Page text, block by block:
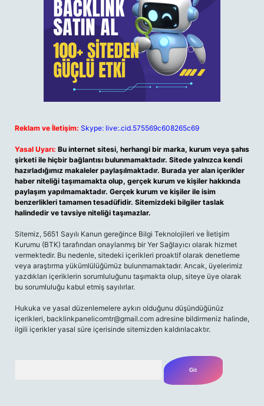
Reklam ve İletişim: Skype: live:.cid.575569c608265c69
Yasal Uyarı: Bu internet sitesi, herhangi bir marka, kurum veya şahıs
şirketi ile hiçbir bağlantısı bulunmamaktadır. Sitede yalnızca kendi
hazırladığımız makaleler paylaşılmaktadır. Burada yer alan içerikler
haber niteliği taşımamakta olup, gerçek kurum ve kişiler hakkında
paylaşım yapılmamaktadır. Gerçek kurum ve kişiler ile isim
benzerlikleri tamamen tesadüfidir. Sitemizdeki bilgiler taslak
halindedir ve tavsiye niteliği taşımazlar.
Sitemiz, 5651 Sayılı Kanun gereğince Bilgi Teknolojileri ve İletişim
Kurumu (BTK) tarafından onaylanmış bir Yer Sağlayıcı olarak hizmet
vermektedir. Bu nedenle, sitedeki içerikleri proaktif olarak denetleme
veya araştırma yükümlülüğümüz bulunmamaktadır. Ancak, üyelerimiz
yazdıkları içeriklerin sorumluluğunu taşımakta olup, siteye üye olarak
bu sorumluluğu kabul etmiş sayılırlar.
Hukuka ve yasal düzenlemelere aykırı olduğunu düşündüğünüz
içerikleri, backlinkpanelicomtr@gmail.com adresine bildirmeniz halinde,
ilgili içerikler yasal süre içerisinde sitemizden kaldırılacaktır.